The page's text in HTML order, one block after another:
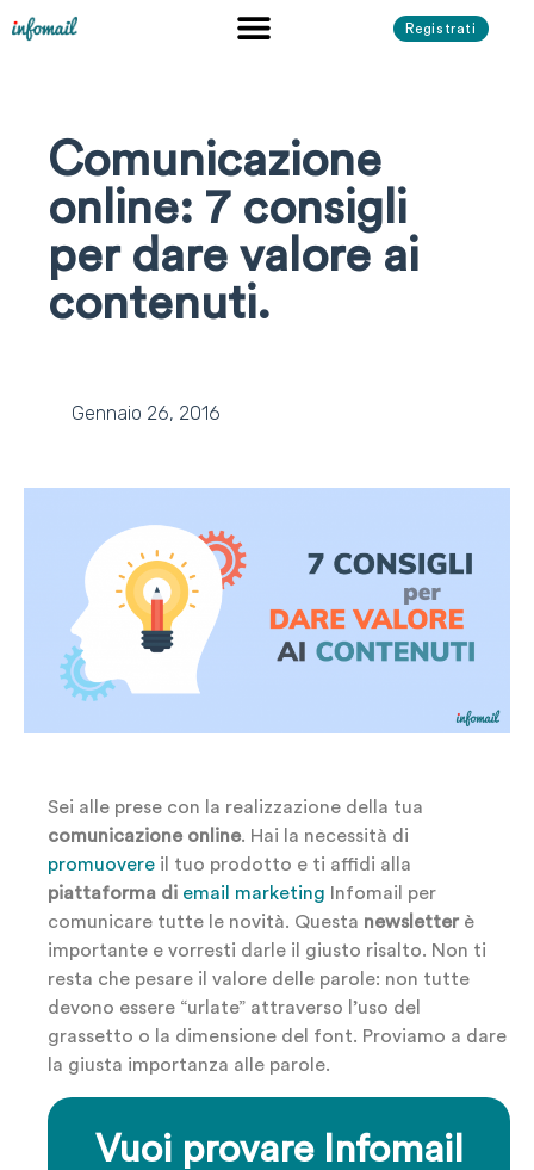
Registrati
Comunicazione
online: 7 consigli
per dare valore ai
contenuti.
Gennaio 26, 2016
Sei alle prese con la realizzazione della tua
comunicazione online. Hai la necessità di
promuovere il tuo prodotto e ti affidi alla
piattaforma di email marketing Infomail per
comunicare tutte le novità. Questa newsletter è
importante e vorresti darle il giusto risalto. Non ti
resta che pesare il valore delle parole: non tutte
devono essere “urlate” attraverso l’uso del
grassetto o la dimensione del font. Proviamo a dare
la giusta importanza alle parole.
Vuoi provare Infomail